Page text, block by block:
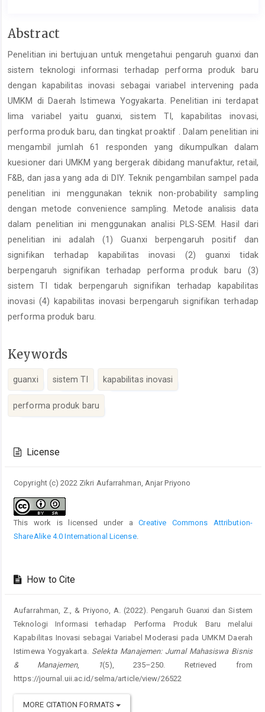
Main
Content
Abstract
Penelitian ini bertujuan untuk mengetahui pengaruh guanxi dan
sistem teknologi informasi terhadap performa produk baru
dengan kapabilitas inovasi sebagai variabel intervening pada
UMKM di Daerah Istimewa Yogyakarta. Penelitian ini terdapat
lima variabel yaitu guanxi, sistem TI, kapabilitas inovasi,
performa produk baru, dan tingkat proaktif . Dalam penelitian ini
mengambil jumlah 61 responden yang dikumpulkan dalam
kuesioner dari UMKM yang bergerak dibidang manufaktur, retail,
F&B, dan jasa yang ada di DIY. Teknik pengambilan sampel pada
penelitian ini menggunakan teknik non-probability sampling
dengan metode convenience sampling. Metode analisis data
dalam penelitian ini menggunakan analisi PLS-SEM. Hasil dari
penelitian ini adalah (1) Guanxi berpengaruh positif dan
signifikan terhadap kapabilitas inovasi (2) guanxi tidak
berpengaruh signifikan terhadap performa produk baru (3)
sistem TI tidak berpengaruh signifikan terhadap kapabilitas
inovasi (4) kapabilitas inovasi berpengaruh signifikan terhadap
performa produk baru.
Keywords
guanxi sistem TI kapabilitas inovasi
performa produk baru
Details
License
Copyright (c) 2022 Zikri Aufarrahman, Anjar Priyono
This work is licensed under aCreative Commons Attribution-
ShareAlike 4.0 International License.
How to Cite
Aufarrahman, Z., & Priyono, A. (2022). Pengaruh Guanxi dan Sistem
Teknologi Informasi terhadap Performa Produk Baru melalui
Kapabilitas Inovasi sebagai Variabel Moderasi pada UMKM Daerah
Istimewa Yogyakarta. Selekta Manajemen: Jurnal Mahasiswa Bisnis
& Manajemen, 1(5), 235–250. Retrieved from
https://journal.uii.ac.id/selma/article/view/26522
MORE CITATION FORMATS